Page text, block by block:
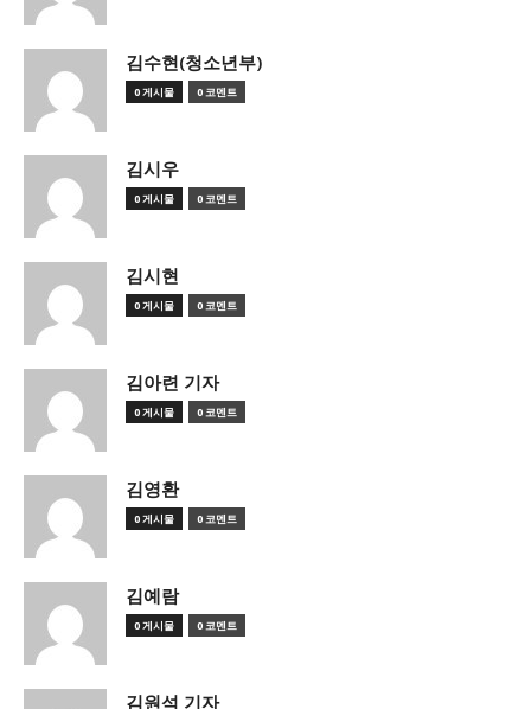
김수현(청소년부)
0 게시물 0 코멘트
김시우
0 게시물 0 코멘트
김시현
0 게시물 0 코멘트
김아련 기자
0 게시물 0 코멘트
김영환
0 게시물 0 코멘트
김예람
0 게시물 0 코멘트
김원석 기자